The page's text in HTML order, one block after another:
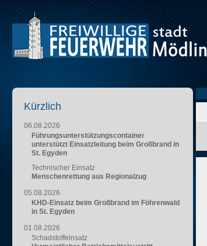
Kürzlich
06.08.2026
Führungsunterstützungscontainer
unterstützt Einsatzleitung beim Großbrand in
St. Egyden
Technischer Einsatz
Menschenrettung aus Regionalzug
05.08.2026
KHD-Einsatz beim Großbrand im Föhrenwald
in St. Egyden
01.08.2026
Schadstoffeinsatz